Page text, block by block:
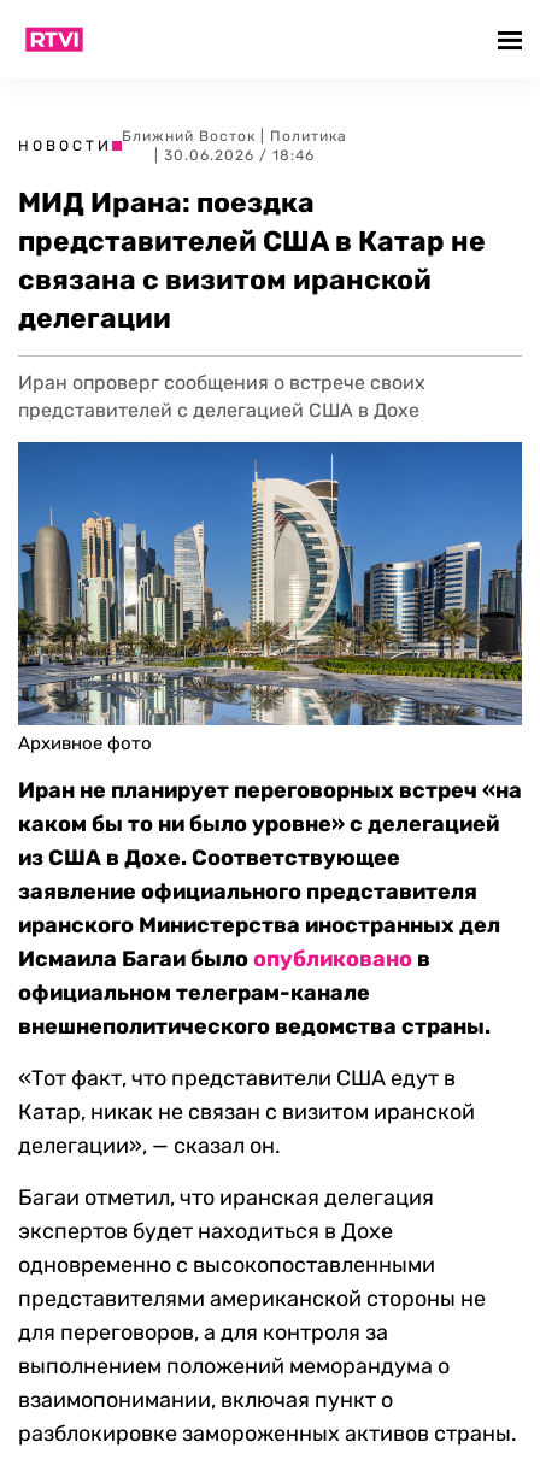
НОВОСТИ
Ближний Восток
Политика
| 30.06.2026 / 18:46
МИД Ирана: поездка
представителей США в Катар не
связана с визитом иранской
делегации
Иран опроверг сообщения о встрече своих
представителей с делегацией США в Дохе
Архивное фото
Иран не планирует переговорных встреч «на
каком бы то ни было уровне» с делегацией
из США в Дохе. Соответствующее
заявление официального представителя
иранского Министерства иностранных дел
Исмаила Багаи былоопубликовано в
официальном телеграм-канале
внешнеполитического ведомства страны.
«Тот факт, что представители США едут в
Катар, никак не связан с визитом иранской
делегации», — сказал он.
Багаи отметил, что иранская делегация
экспертов будет находиться в Дохе
одновременно с высокопоставленными
представителями американской стороны не
для переговоров, а для контроля за
выполнением положений меморандума о
взаимопонимании, включая пункт о
разблокировке замороженных активов страны.